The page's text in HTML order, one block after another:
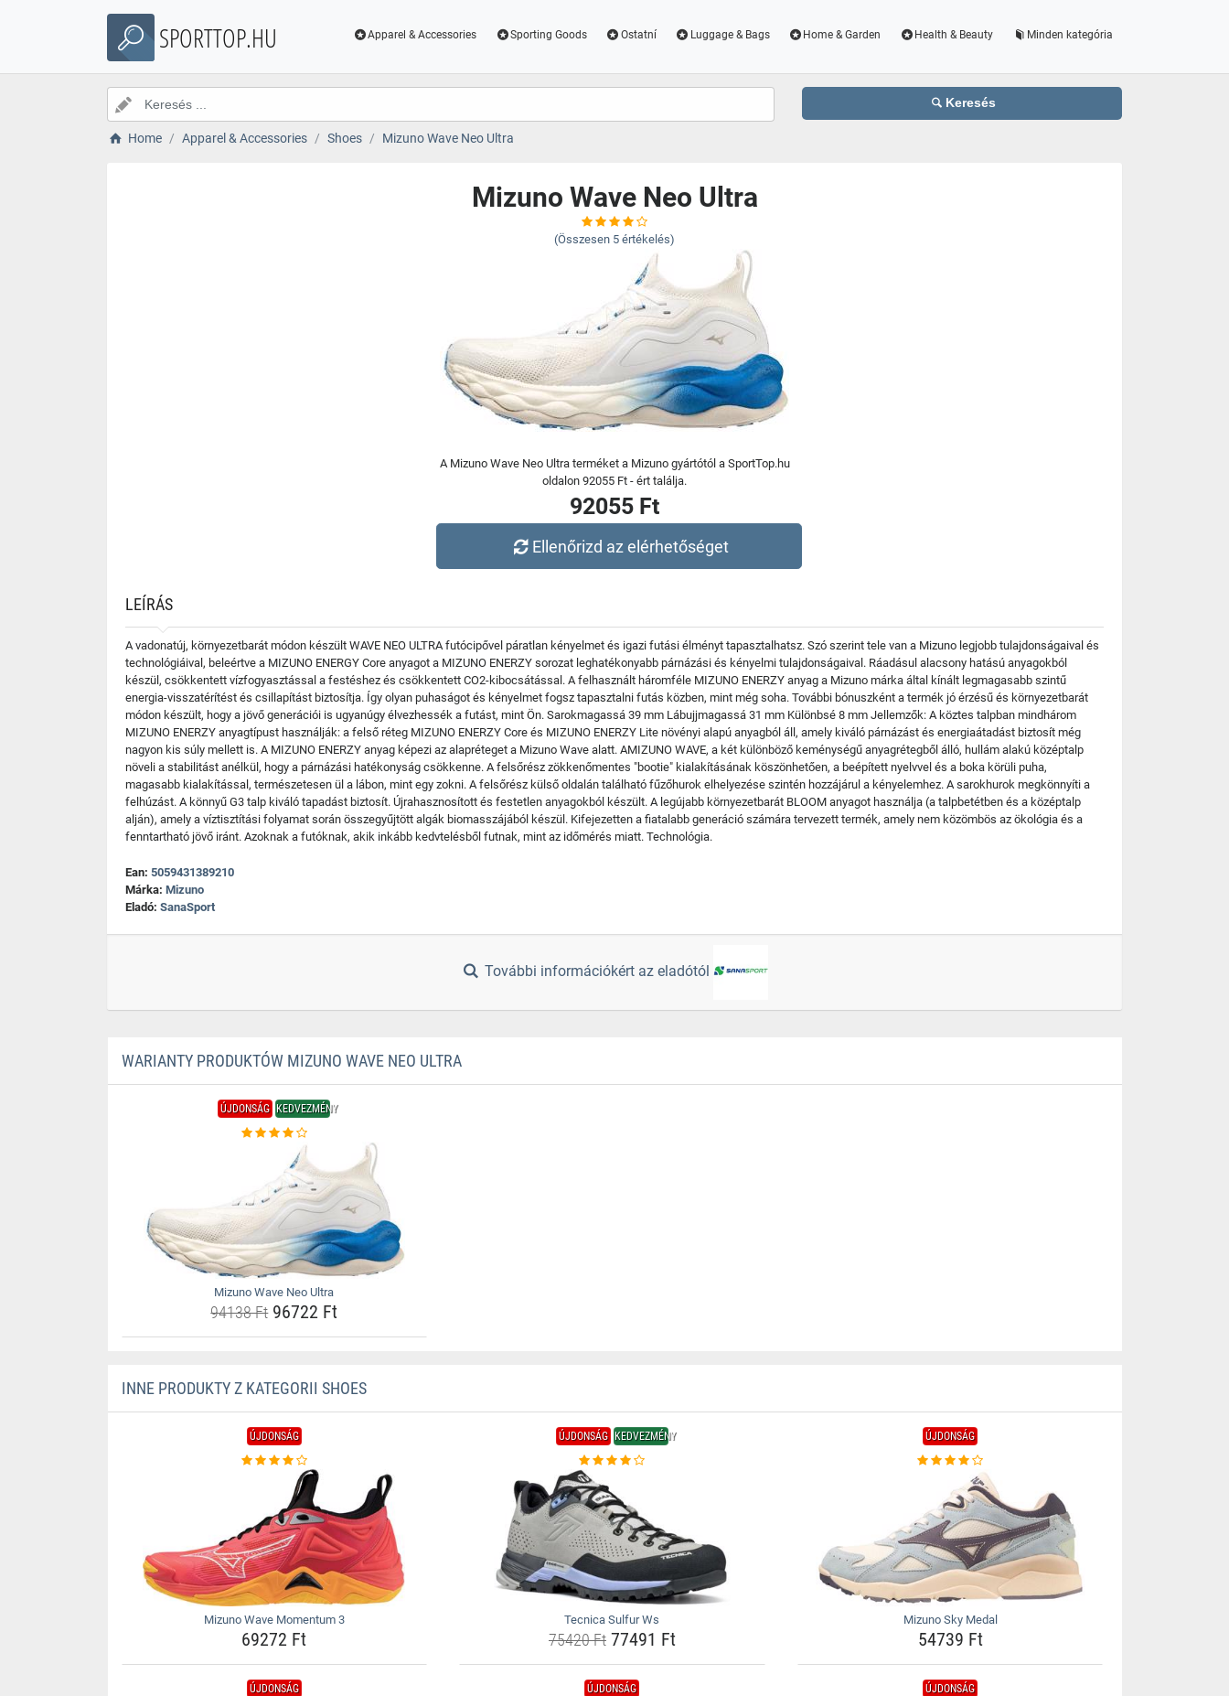
SPORTTOP.HU Apparel & Accessories Sporting Goods Ostatní Luggage & Bags Home & Garden Health & Beauty Minden kategória
Keresés
Home Apparel & Accessories Shoes Mizuno Wave Neo Ultra
Mizuno Wave Neo Ultra
(Összesen 5 értékelés)
A Mizuno Wave Neo Ultra terméket a Mizuno gyártótól a SportTop.hu
oldalon 92055 Ft - ért találja.
92055 Ft
Ellenőrizd az elérhetőséget
LEÍRÁS
A vadonatúj, környezetbarát módon készült WAVE NEO ULTRA futócipővel páratlan kényelmet és igazi futási élményt tapasztalhatsz. Szó szerint tele van a Mizuno legjobb tulajdonságaival és
technológiáival, beleértve a MIZUNO ENERGY Core anyagot a MIZUNO ENERZY sorozat leghatékonyabb párnázási és kényelmi tulajdonságaival. Ráadásul alacsony hatású anyagokból
készül, csökkentett vízfogyasztással a festéshez és csökkentett CO2-kibocsátással. A felhasznált háromféle MIZUNO ENERZY anyag a Mizuno márka által kínált legmagasabb szintű
energia-visszatérítést és csillapítást biztosítja. Így olyan puhaságot és kényelmet fogsz tapasztalni futás közben, mint még soha. További bónuszként a termék jó érzésű és környezetbarát
módon készült, hogy a jövő generációi is ugyanúgy élvezhessék a futást, mint Ön. Sarokmagassá 39 mm Lábujjmagassá 31 mm Különbsé 8 mm Jellemzők: A köztes talpban mindhárom
MIZUNO ENERZY anyagtípust használják: a felső réteg MIZUNO ENERZY Core és MIZUNO ENERZY Lite növényi alapú anyagból áll, amely kiváló párnázást és energiaátadást biztosít még
nagyon kis súly mellett is. A MIZUNO ENERZY anyag képezi az alapréteget a Mizuno Wave alatt. AMIZUNO WAVE, a két különböző keménységű anyagrétegből álló, hullám alakú középtalp
növeli a stabilitást anélkül, hogy a párnázási hatékonyság csökkenne. A felsőrész zökkenőmentes "bootie" kialakításának köszönhetően, a beépített nyelvvel és a boka körüli puha,
magasabb kialakítással, természetesen ül a lábon, mint egy zokni. A felsőrész külső oldalán található fűzőhurok elhelyezése szintén hozzájárul a kényelemhez. A sarokhurok megkönnyíti a
felhúzást. A könnyű G3 talp kiváló tapadást biztosít. Újrahasznosított és festetlen anyagokból készült. A legújabb környezetbarát BLOOM anyagot használja (a talpbetétben és a középtalp
alján), amely a víztisztítási folyamat során összegyűjtött algák biomasszájából készül. Kifejezetten a fiatalabb generáció számára tervezett termék, amely nem közömbös az ökológia és a
fenntartható jövő iránt. Azoknak a futóknak, akik inkább kedvtelésből futnak, mint az időmérés miatt. Technológia.
Ean: 5059431389210
Márka: Mizuno
Eladó: SanaSport
További információkért az eladótól
WARIANTY PRODUKTÓW MIZUNO WAVE NEO ULTRA
ÚJDONSÁG KEDVEZMÉNY
Mizuno Wave Neo Ultra
94138 Ft96722 Ft
INNE PRODUKTY Z KATEGORII SHOES
ÚJDONSÁG
Mizuno Wave Momentum 3
69272 Ft
ÚJDONSÁG KEDVEZMÉNY
Tecnica Sulfur Ws
75420 Ft77491 Ft
ÚJDONSÁG
Mizuno Sky Medal
54739 Ft
ÚJDONSÁG ÚJDONSÁG ÚJDONSÁG